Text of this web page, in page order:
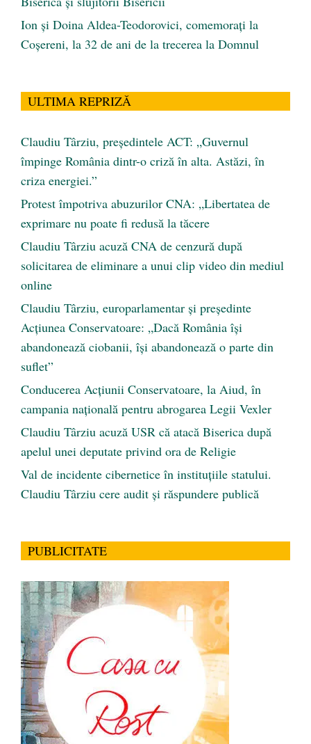
Ion și Doina Aldea-Teodorovici, comemorați la
Coșereni, la 32 de ani de la trecerea la Domnul
ULTIMA REPRIZĂ
Claudiu Târziu, președintele ACT: „Guvernul
împinge România dintr-o criză în alta. Astăzi, în
criza energiei.”
Protest împotriva abuzurilor CNA: „Libertatea de
exprimare nu poate fi redusă la tăcere
Claudiu Târziu acuză CNA de cenzură după
solicitarea de eliminare a unui clip video din mediul
online
Claudiu Târziu, europarlamentar și președinte
Acțiunea Conservatoare: „Dacă România își
abandonează ciobanii, își abandonează o parte din
suflet”
Conducerea Acțiunii Conservatoare, la Aiud, în
campania națională pentru abrogarea Legii Vexler
Claudiu Târziu acuză USR că atacă Biserica după
apelul unei deputate privind ora de Religie
Val de incidente cibernetice în instituțiile statului.
Claudiu Târziu cere audit și răspundere publică
PUBLICITATE